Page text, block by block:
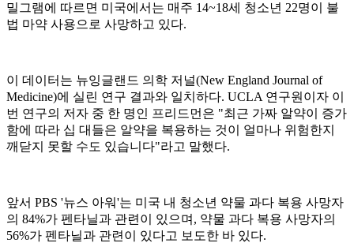
밀그램에 따르면 미국에서는 매주 14~18세 청소년 22명이 불
법 마약 사용으로 사망하고 있다.
이 데이터는 뉴잉글랜드 의학 저널(New England Journal of
Medicine)에 실린 연구 결과와 일치하다. UCLA 연구원이자 이
번 연구의 저자 중 한 명인 프리드먼은 "최근 가짜 알약이 증가
함에 따라 십 대들은 알약을 복용하는 것이 얼마나 위험한지
깨닫지 못할 수도 있습니다"라고 말했다.
앞서 PBS '뉴스 아워'는 미국 내 청소년 약물 과다 복용 사망자
의 84%가 펜타닐과 관련이 있으며, 약물 과다 복용 사망자의
56%가 펜타닐과 관련이 있다고 보도한 바 있다.